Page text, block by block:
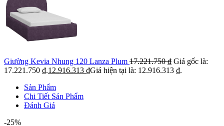
Giường Kevia Nhung 120 Lanza Plum 17.221.750₫ Giá gốc là:
17.221.750 ₫.12.916.313 ₫Giá hiện tại là: 12.916.313 ₫.
Sản Phẩm
Chi Tiết Sản Phẩm
Đánh Giá
-25%